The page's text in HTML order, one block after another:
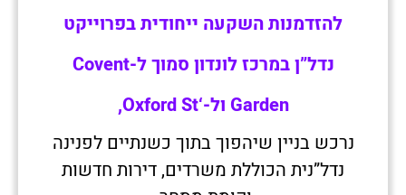
להזדמנות השקעה ייחודית בפרוייקט
נדל”ן במרכז לונדון סמוך ל-Covent
Garden ול-‘Oxford St,
נרכש בניין שיהפוך בתוך כשנתיים לפנינה
נדל”נית הכוללת משרדים, דירות חדשות